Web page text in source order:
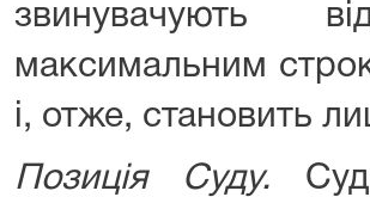
звинувачують
максимальним
і, отже, становить
Позиція Суду. Суд